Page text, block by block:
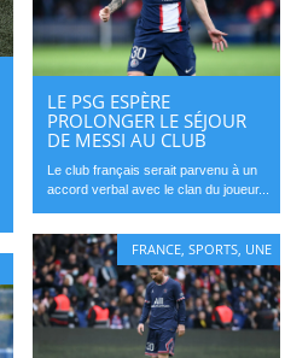
LE PSG ESPÈRE
PROLONGER LE SÉJOUR
DE MESSI AU CLUB
Le club français serait parvenu à un
accord verbal avec le clan du joueur...
FRANCE ,SPORTS UNE